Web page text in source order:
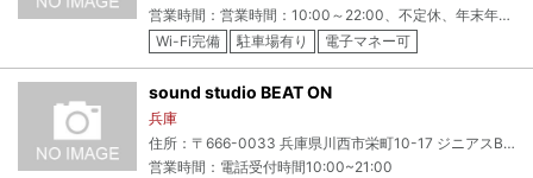
営業時間：営業時間：10:00～22:00、不定休、年末年始休み
Wi-Fi完備
駐車場有り 電子マネー可
sound studio BEAT ON
兵庫
住所：〒666-0033 兵庫県川西市栄町10-17 ジニアスBLD 2F
営業時間：電話受付時間10:00~21:00